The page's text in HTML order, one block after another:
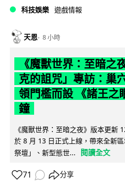
科技娛樂 遊戲情報
天恩 8 小時
《魔獸世界：至暗之
克的詛咒」專訪：巢
領門檻而設 《諸王之
鐘
《魔獸世界：至暗之夜》版本更新
於 8 月 13 日正式上線，帶來全新
祭壇」、新型態世...
閱讀全文
71 分享